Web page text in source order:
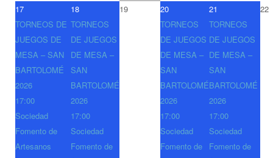
17
TORNEOS DE
JUEGOS DE
MESA – SAN
BARTOLOMÉ
2026
17:00
Sociedad
Fomento de
Artesanos
18
TORNEOS
DE JUEGOS
DE MESA –
SAN
BARTOLOMÉ
2026
17:00
Sociedad
Fomento de
19
20
TORNEOS
DE JUEGOS
DE MESA –
SAN
BARTOLOMÉ
2026
17:00
Sociedad
Fomento de
21
TORNEOS
DE JUEGOS
DE MESA –
SAN
BARTOLOMÉ
2026
17:00
Sociedad
Fomento de
22